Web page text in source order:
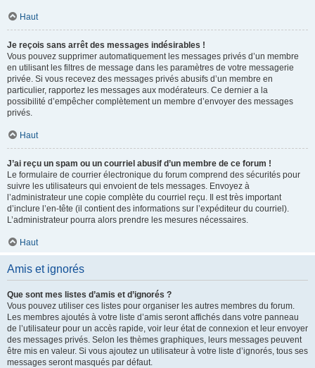
Haut
Je reçois sans arrêt des messages indésirables !
Vous pouvez supprimer automatiquement les messages privés d’un membre
en utilisant les filtres de message dans les paramètres de votre messagerie
privée. Si vous recevez des messages privés abusifs d’un membre en
particulier, rapportez les messages aux modérateurs. Ce dernier a la
possibilité d’empêcher complètement un membre d’envoyer des messages
privés.
Haut
J’ai reçu un spam ou un courriel abusif d’un membre de ce forum !
Le formulaire de courrier électronique du forum comprend des sécurités pour
suivre les utilisateurs qui envoient de tels messages. Envoyez à
l’administrateur une copie complète du courriel reçu. Il est très important
d’inclure l’en-tête (il contient des informations sur l’expéditeur du courriel).
L’administrateur pourra alors prendre les mesures nécessaires.
Haut
Amis et ignorés
Que sont mes listes d’amis et d’ignorés ?
Vous pouvez utiliser ces listes pour organiser les autres membres du forum.
Les membres ajoutés à votre liste d’amis seront affichés dans votre panneau
de l’utilisateur pour un accès rapide, voir leur état de connexion et leur envoyer
des messages privés. Selon les thèmes graphiques, leurs messages peuvent
être mis en valeur. Si vous ajoutez un utilisateur à votre liste d’ignorés, tous ses
messages seront masqués par défaut.